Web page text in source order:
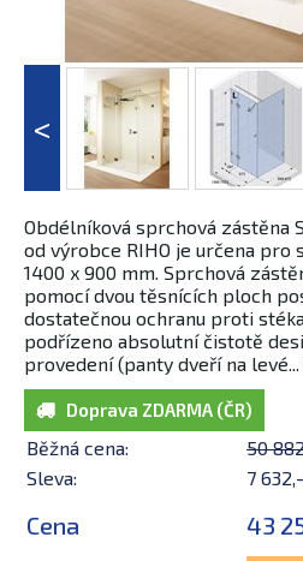
Obdélníková sprchová zástěna
od výrobce RIHO je určena pro
1400 x 900 mm. Sprchová
pomocí dvou těsnících ploch
dostatečnou ochranu proti
podřízeno absolutní čistotě
provedení (panty dveří na levé...
Doprava ZDARMA (ČR)
Běžná cena:
50
Sleva:
7
Cena 43